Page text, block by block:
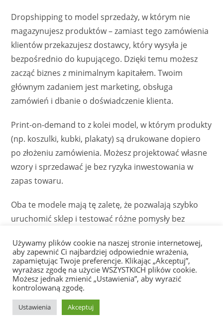
Dropshipping to model sprzedaży, w którym nie
magazynujesz produktów – zamiast tego zamówienia
klientów przekazujesz dostawcy, który wysyła je
bezpośrednio do kupującego. Dzięki temu możesz
zacząć biznes z minimalnym kapitałem. Twoim
głównym zadaniem jest marketing, obsługa
zamówień i dbanie o doświadczenie klienta.
Print-on-demand to z kolei model, w którym produkty
(np. koszulki, kubki, plakaty) są drukowane dopiero
po złożeniu zamówienia. Możesz projektować własne
wzory i sprzedawać je bez ryzyka inwestowania w
zapas towaru.
Oba te modele mają tę zaletę, że pozwalają szybko
uruchomić sklep i testować różne pomysły bez
mniejsza kontrola nad jakością i czasem dostawy –
dlatego ważne jest wybranie sprawdzonych
dostawców.
W dropshippingu i print-on-demand kluczową rolę
odgrywa marketing. Trzeba umieć przyciągnąć ruch
Używamy plików cookie na naszej stronie internetowej,
aby zapewnić Ci najbardziej odpowiednie wrażenia,
zapamiętując Twoje preferencje. Klikając „Akceptuj”,
wyrażasz zgodę na użycie WSZYSTKICH plików cookie.
Możesz jednak zmienić „Ustawienia”, aby wyrazić
kontrolowaną zgodę.
Ustawienia Akceptuj